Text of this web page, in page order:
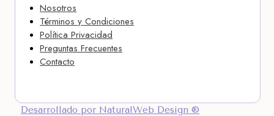
Nosotros
Términos y Condiciones
Política Privacidad
Preguntas Frecuentes
Contacto
Desarrollado por NaturalWeb Design ®